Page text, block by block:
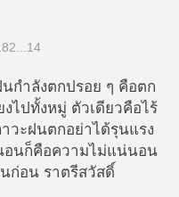
ำลังตกปรอย ๆ คือตก
งไปทั้งหมู่ ตัวเดียวคือไร้
วะฝนตกอย่าได้รุนแรง
อนก็คือความไม่แน่นอน
ก่อน ราตรีสวัสดิ์